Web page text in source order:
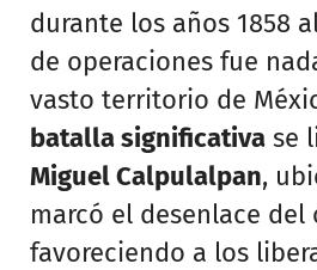
durante los años 1858
de operaciones fue
vasto territorio de
batalla significativa se
Miguel Calpulalpan,
marcó el desenlace
favoreciendo a los